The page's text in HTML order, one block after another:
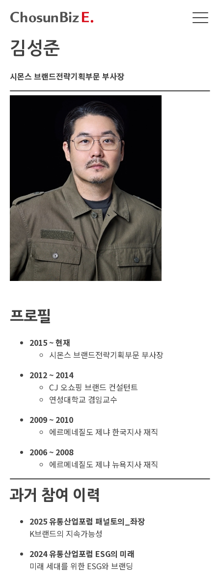
김성준
시몬스 브랜드전략기획부문 부사장
프로필
2015 ~ 현재
시몬스 브랜드전략기획부문 부사장
2012 ~ 2014
CJ 오쇼핑 브랜드 컨설턴트
연성대학교 겸임교수
2009 ~ 2010
에르메네질도 제냐 한국지사 재직
2006 ~ 2008
에르메네질도 제냐 뉴욕지사 재직
과거 참여 이력
2025 유통산업포럼 패널토의_좌장
K브랜드의 지속가능성
2024 유통산업포럼 ESG의 미래
미래 세대를 위한 ESG와 브랜딩